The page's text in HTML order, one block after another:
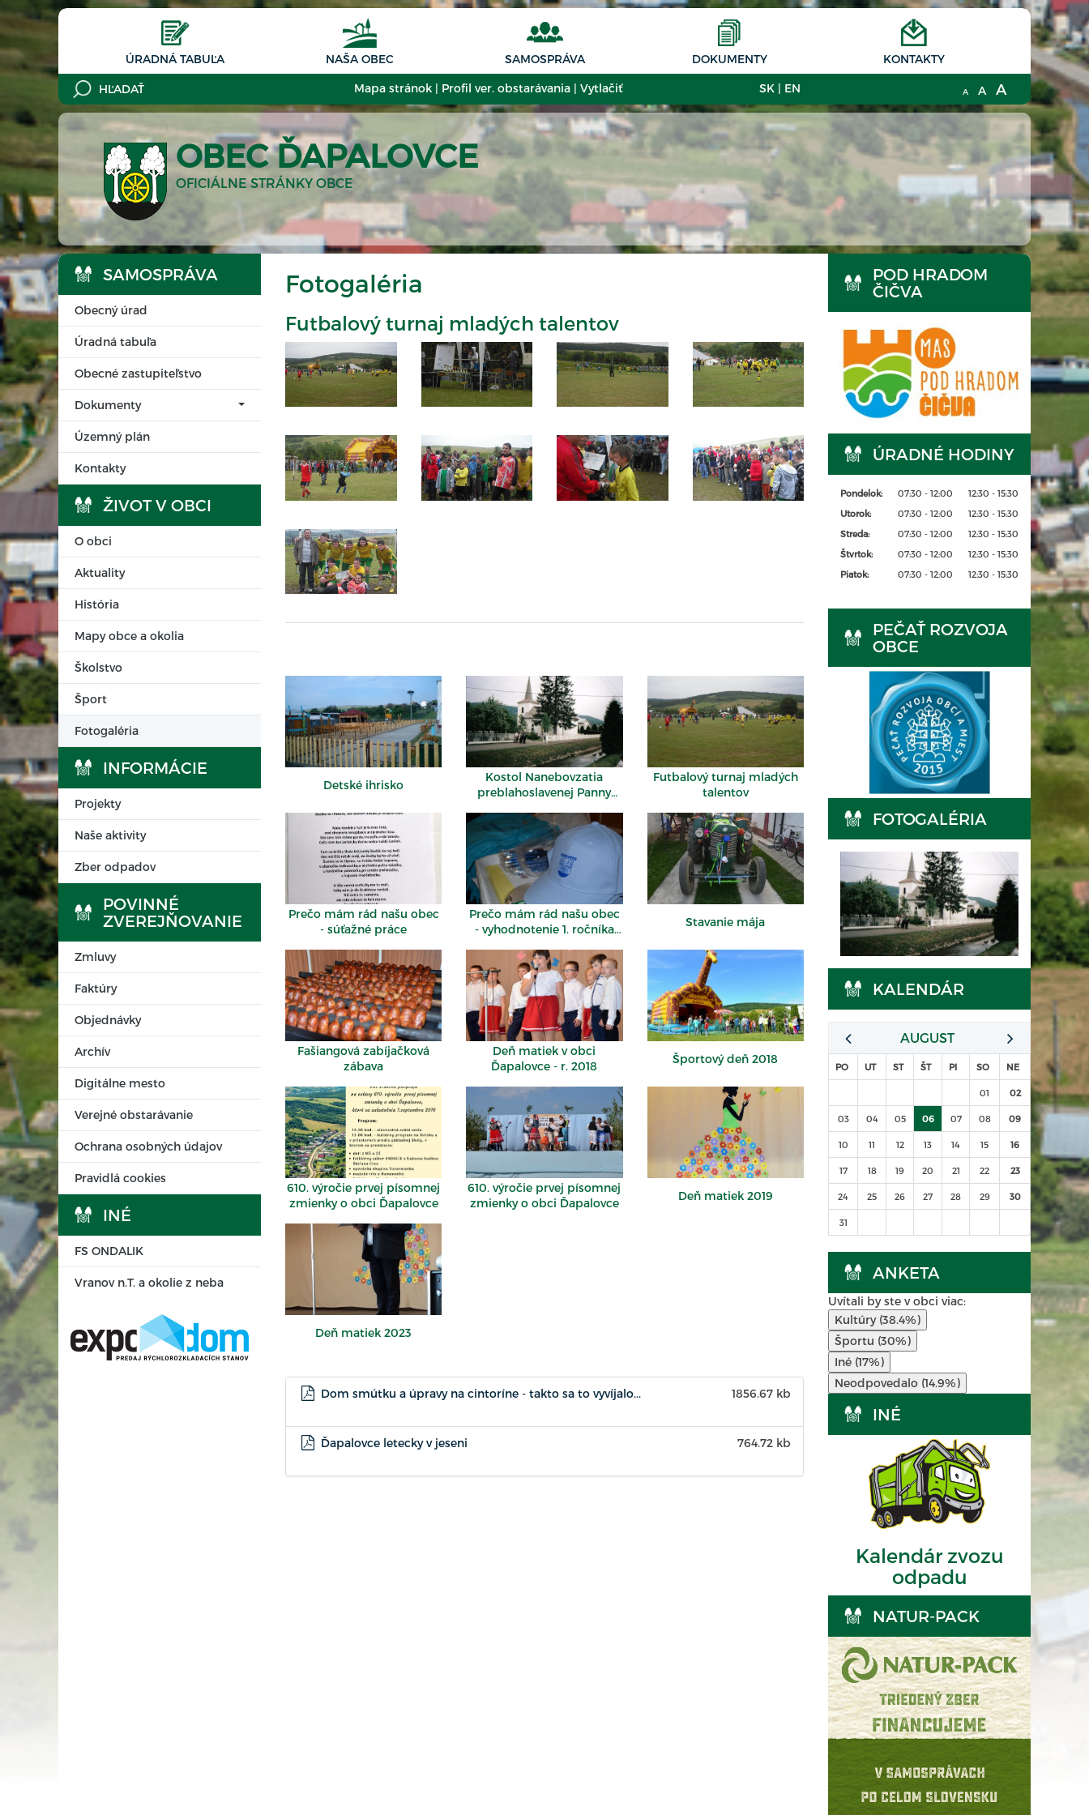
ÚRADNÁ TABUĽA NAŠA OBEC SAMOSPRÁVA DOKUMENTY KONTAKTY
Mapa stránok | Profil ver. obstarávania | Vytlačiť SK | EN A A A
OBEC ĎAPALOVCE
OFICIÁLNE STRÁNKY OBCE
SAMOSPRÁVA
Obecný úrad
Úradná tabuľa
Obecné zastupiteľstvo
Dokumenty
Územný plán
Kontakty
ŽIVOT V OBCI
O obci
Aktuality
História
Mapy obce a okolia
Školstvo
Šport
Fotogaléria
INFORMÁCIE
Projekty
Naše aktivity
Zber odpadov
POVINNÉ
ZVEREJŇOVANIE
Zmluvy
Faktúry
Objednávky
Archív
Digitálne mesto
Verejné obstarávanie
Ochrana osobných údajov
Pravidlá cookies
INÉ
FS ONDALIK
Vranov n.T. a okolie z neba
Fotogaléria
Futbalový turnaj mladých talentov
Detské ihrisko
Kostol Nanebovzatia
preblahoslavenej Panny
Futbalový turnaj mladých
talentov
Prečo mám rád našu obec
- súťažné práce
Prečo mám rád našu obec
- vyhodnotenie 1. ročníka
Stavanie mája
Fašiangová zabíjačková
zábava
Deň matiek v obci
Ďapalovce - r. 2018
Športový deň 2018
610. výročie prvej písomnej
zmienky o obci Ďapalovce
610. výročie prvej písomnej
zmienky o obci Ďapalovce
Deň matiek 2019
Deň matiek 2023
Dom smútku a úpravy na cintoríne - takto sa to vyvíjalo... 1856.67 kb
Ďapalovce letecky v jeseni 764.72 kb
POD HRADOM
ČIČVA
ÚRADNÉ HODINY
Pondelok: 07:30 - 12:00
12:30 - 15:30
Utorok:
07:30 - 12:00
12:30 - 15:30
Streda:
07:30 - 12:00
12:30 - 15:30
Štvrtok:
07:30 - 12:00
12:30 - 15:30
Piatok:
07:30 - 12:00 12:30 - 15:30
PEČAŤ ROZVOJA
OBCE
FOTOGALÉRIA
KALENDÁR
AUGUST
PO UT ST ŠT PI SO NE
01 02
03 04 05 06 07 08 09
10 11 12 13 14 15 16
17 18 19 20 21 22 23
24 25 26 27 28 29 30
31
ANKETA
Uvítali by ste v obci viac:
Kultúry (38.4%)
Športu (30%)
Iné (17%)
Neodpovedalo (14.9%)
INÉ
Kalendár zvozu
odpadu
NATUR-PACK